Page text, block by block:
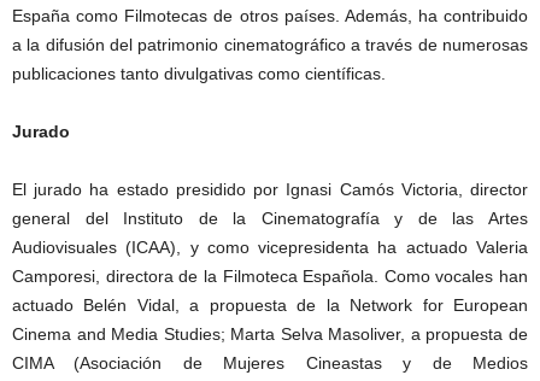
España como Filmotecas de otros países. Además, ha contribuido
a la difusión del patrimonio cinematográfico a través de numerosas
publicaciones tanto divulgativas como científicas.
Jurado
El jurado ha estado presidido por Ignasi Camós Victoria, director
general del Instituto de la Cinematografía y de las Artes
Audiovisuales (ICAA), y como vicepresidenta ha actuado Valeria
Camporesi, directora de la Filmoteca Española. Como vocales han
actuado Belén Vidal, a propuesta de la Network for European
Cinema and Media Studies; Marta Selva Masoliver, a propuesta de
CIMA (Asociación de Mujeres Cineastas y de Medios